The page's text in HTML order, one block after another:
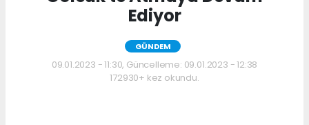
Ediyor
GÜNDEM
09.01.2023 - 11:30, Güncelleme: 09.01.2023 - 12:38
172930+ kez okundu.